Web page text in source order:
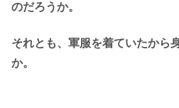
のだろうか。
それとも、軍服を着ていたから
か。